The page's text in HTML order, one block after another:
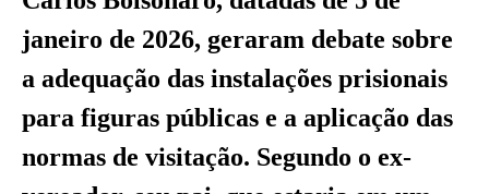
janeiro de 2026, geraram debate sobre
a adequação das instalações prisionais
para figuras públicas e a aplicação das
normas de visitação. Segundo o ex-